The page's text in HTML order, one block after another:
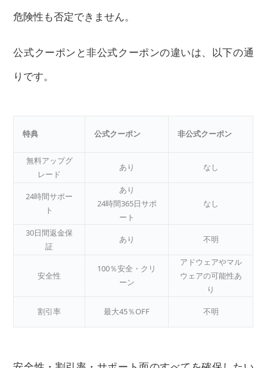
危険性も否定できません。
公式クーポンと非公式クーポンの違いは、以下の通
りです。
特典 公式クーポン 非公式クーポン
無料アップグ
レード
あり なし
24時間サポー
ト
あり
24時間365日サポ
ート
なし
30日間返金保
証
あり 不明
安全性
100％安全・クリ
ーン
アドウェアやマル
ウェアの可能性あ
り
割引率 最大45％OFF 不明